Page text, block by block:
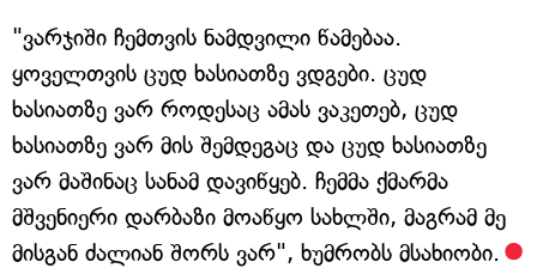
"ვარჯიში ჩემთვის ნამდვილი წამებაა.
ყოველთვის ცუდ ხასიათზე ვდგები. ცუდ
ხასიათზე ვარ როდესაც ამას ვაკეთებ, ცუდ
ხასიათზე ვარ მის შემდეგაც და ცუდ ხასიათზე
ვარ მაშინაც სანამ დავიწყებ. ჩემმა ქმარმა
მშვენიერი დარბაზი მოაწყო სახლში, მაგრამ მე
მისგან ძალიან შორს ვარ", ხუმრობს მსახიობი.